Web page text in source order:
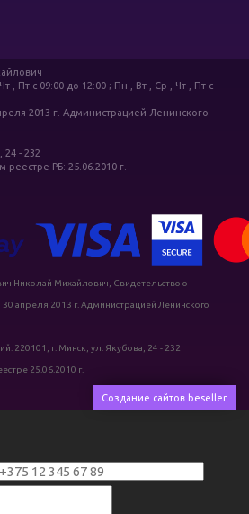
, Пт c 09:00 до 12:00 ; Пн , Вт , Ср , Чт , Пт c
2013 г. Администрацией Ленинского
24 - 232
реестре РБ: 25.06.2010 г.
Николай Михайлович, Свидетельство о
апреля 2013 г. Администрацией Ленинского
220101, г. Минск, ул. Якубова, 24 - 232
25.06.2010 г.
Создание сайтов beseller